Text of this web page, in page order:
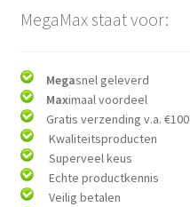
MegaMax staat voor:
Megasnel geleverd
Maximaal voordeel
Gratis verzending v.a. €100
Kwaliteitsproducten
Superveel keus
Echte productkennis
Veilig betalen